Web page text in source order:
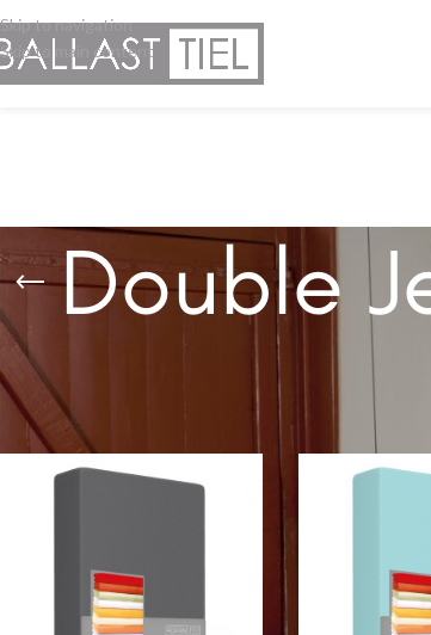
Skip to navigation
Skip to main content
Double
Hoeslakens Double Jersey
Home Hoeslaken